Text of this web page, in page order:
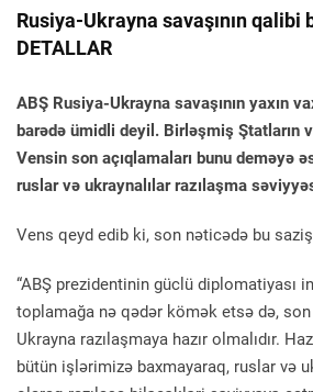
Rusiya-Ukrayna savaşının qalibi
DETALLAR
ABŞ Rusiya-Ukrayna savaşının yaxın
barədə ümidli deyil. Birləşmiş Ştatların
Vensin son açıqlamaları bunu deməyə
ruslar və ukraynalılar razılaşma
Vens qeyd edib ki, son nəticədə bu saziş
“ABŞ prezidentinin güclü diplomatiyası
toplamağa nə qədər kömək etsə də,
Ukrayna razılaşmaya hazır olmalıdır.
bütün işlərimizə baxmayaraq, ruslar və